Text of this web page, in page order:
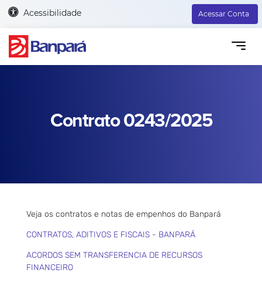
Acessibilidade Acessar Conta
Contrato 0243/2025
Veja os contratos e notas de empenhos do Banpará
CONTRATOS, ADITIVOS E FISCAIS - BANPARÁ
ACORDOS SEM TRANSFERENCIA DE RECURSOS
FINANCEIRO